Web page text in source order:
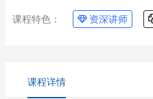
课程特色： 资深讲师
课程详情